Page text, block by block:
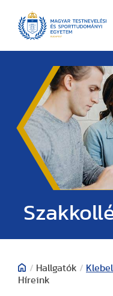
/ Hallgatók /
Híreink